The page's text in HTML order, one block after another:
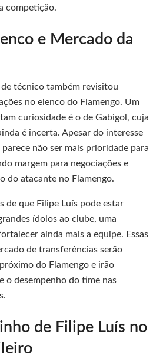
competição.
e Mercado da
técnico também revisitou
no elenco do Flamengo. Um
curiosidade é o de Gabigol, cuja
é incerta. Apesar do interesse
não ser mais prioridade para
margem para negociações e
do atacante no Flamengo.
de que Filipe Luís pode estar
ídolos ao clube, uma
ainda mais a equipe. Essas
de transferências serão
do Flamengo e irão
o desempenho do time nas
de Filipe Luís no